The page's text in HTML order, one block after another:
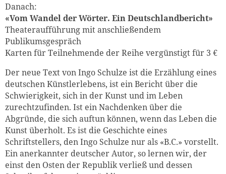
Danach:
«Vom Wandel der Wörter. Ein Deutschlandbericht»
Theateraufführung mit anschließendem
Publikumsgespräch
Karten für Teilnehmende der Reihe vergünstigt für 3 €
Der neue Text von Ingo Schulze ist die Erzählung eines
deutschen Künstlerlebens, ist ein Bericht über die
Schwierigkeit, sich in der Kunst und im Leben
zurechtzufinden. Ist ein Nachdenken über die
Abgründe, die sich auftun können, wenn das Leben die
Kunst überholt. Es ist die Geschichte eines
Schriftstellers, den Ingo Schulze nur als «B.C.» vorstellt.
Ein anerkannter deutscher Autor, so lernen wir, der
einst den Osten der Republik verließ und dessen